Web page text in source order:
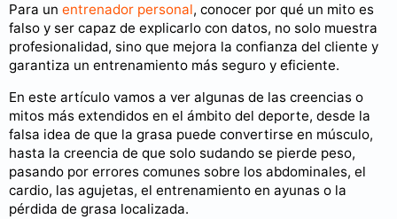
Para un entrenador personal, conocer por qué un mito es
falso y ser capaz de explicarlo con datos, no solo muestra
profesionalidad, sino que mejora la confianza del cliente y
garantiza un entrenamiento más seguro y eficiente.
En este artículo vamos a ver algunas de las creencias o
mitos más extendidos en el ámbito del deporte, desde la
falsa idea de que la grasa puede convertirse en músculo,
hasta la creencia de que solo sudando se pierde peso,
pasando por errores comunes sobre los abdominales, el
cardio, las agujetas, el entrenamiento en ayunas o la
pérdida de grasa localizada.